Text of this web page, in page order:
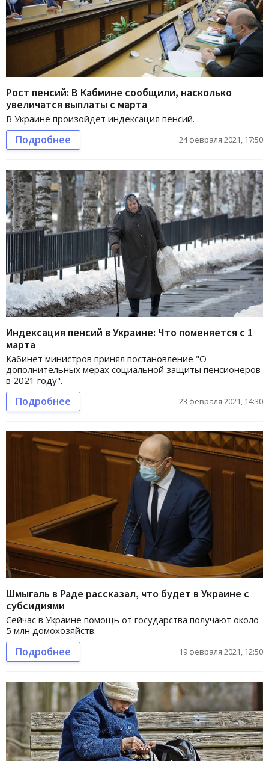
Рост пенсий: В Кабмине сообщили, насколько
увеличатся выплаты с марта
В Украине произойдет индексация пенсий.
Подробнее 24 февраля 2021, 17:50
Индексация пенсий в Украине: Что поменяется с 1
марта
Кабинет министров принял постановление "О
дополнительных мерах социальной защиты пенсионеров
в 2021 году".
Подробнее 23 февраля 2021, 14:30
Шмыгаль в Раде рассказал, что будет в Украине с
субсидиями
Сейчас в Украине помощь от государства получают около
5 млн домохозяйств.
Подробнее 19 февраля 2021, 12:50